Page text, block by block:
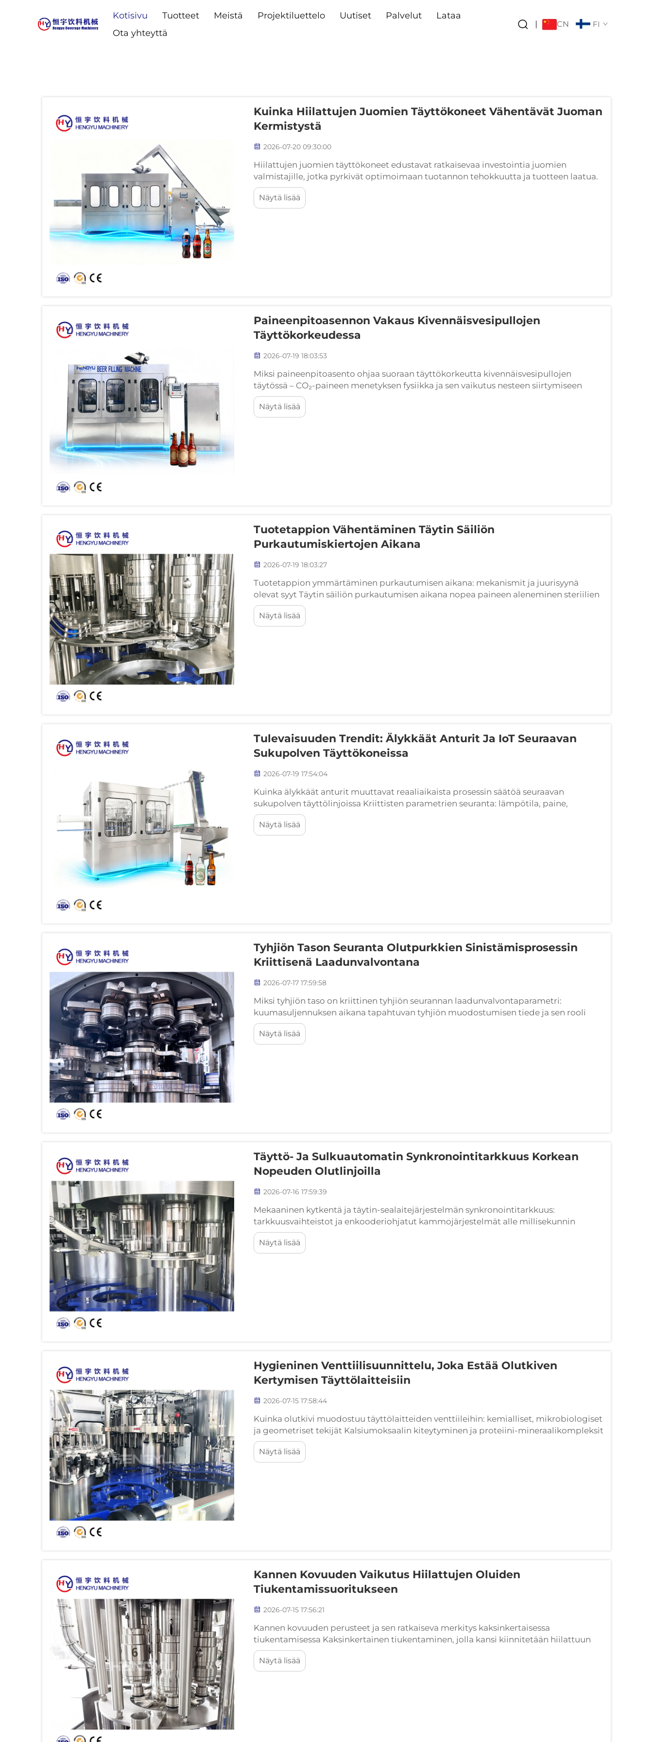
Kotisivu Tuotteet Meistä Projektiluettelo Uutiset Palvelut
Lataa
Ota yhteyttä
| CN FI
Kuinka Hiilattujen Juomien Täyttökoneet Vähentävät Juoman
Kermistystä
2026-07-20 09:30:00
Hiilattujen juomien täyttökoneet edustavat ratkaisevaa investointia juomien
valmistajille, jotka pyrkivät optimoimaan tuotannon tehokkuutta ja tuotteen laatua.
Yksi merkittävimminä haasteena hiilattujen juomien tuotannossa on kermistymisen
hallinta...
Näytä lisää
Paineenpitoasennon Vakaus Kivennäisvesipullojen
Täyttökorkeudessa
2026-07-19 18:03:53
Miksi paineenpitoasento ohjaa suoraan täyttökorkeutta kivennäisvesipullojen
täytössä – CO₂-paineen menetyksen fysiikka ja sen vaikutus nesteen siirtymiseen
Kivennäisvesipullojen täytössä täyttökorkeus ei määry kahdella tavalla pelkästään
tilavuuden perusteella&mdas...
Näytä lisää
Tuotetappion Vähentäminen Täytin Säiliön
Purkautumiskiertojen Aikana
2026-07-19 18:03:27
Tuotetappion ymmärtäminen purkautumisen aikana: mekanismit ja juurisyynä
olevat syyt Täytin säiliön purkautumisen aikana nopea paineen aleneminen steriilien
täyttölinjojen säiliössä aiheuttaa kaksi pääasiallista tappiomekanismia, jotka
heikentävät arvokkaan tuotteen saantia. Tuntemalla t...
Näytä lisää
Tulevaisuuden Trendit: Älykkäät Anturit Ja IoT Seuraavan
Sukupolven Täyttökoneissa
2026-07-19 17:54:04
Kuinka älykkäät anturit muuttavat reaaliaikaista prosessin säätöä seuraavan
sukupolven täyttölinjoissa Kriittisten parametrien seuranta: lämpötila, paine,
täyttötaso ja tiukkuus submillisekunnin tarkkuudella Nykyaikaiset täyttölinjat
vaativat säätöpiirejä, jotka reagoivat ...
Näytä lisää
Tyhjiön Tason Seuranta Olutpurkkien Sinistämisprosessin
Kriittisenä Laadunvalvontana
2026-07-17 17:59:58
Miksi tyhjiön taso on kriittinen tyhjiön seurannan laadunvalvontaparametri:
kuumasuljennuksen aikana tapahtuvan tyhjiön muodostumisen tiede ja sen rooli
sinistämislujuudessa Suljetun olutpurkin sisällä vallitseva tyhjiö ei ole passiivinen – se
on teknisesti suunniteltu tulos lämpöfysikaalisesta ilmiöstä...
Näytä lisää
Täyttö- Ja Sulkuautomatin Synkronointitarkkuus Korkean
Nopeuden Olutlinjoilla
2026-07-16 17:59:39
Mekaaninen kytkentä ja täytin-sealaitejärjestelmän synkronointitarkkuus:
tarkkuusvaihteistot ja enkooderiohjatut kammojärjestelmät alle millisekunnin
synkronointiin. Mekaaniset kytkennät korkean nopeuden olutlinjoissa perustuvat
tarkkuusvaihteistoihin – ei hihnoihin tai joustaviin...
Näytä lisää
Hygieninen Venttiilisuunnittelu, Joka Estää Olutkiven
Kertymisen Täyttölaitteisiin
2026-07-15 17:58:44
Kuinka olutkivi muodostuu täyttölaitteiden venttiileihin: kemialliset, mikrobiologiset
ja geometriset tekijät Kalsiumoksaalin kiteytyminen ja proteiini-mineraalikompleksit
olutvalmistuksen olosuhteissa Olu...
Näytä lisää
Kannen Kovuuden Vaikutus Hiilattujen Oluiden
Tiukentamissuoritukseen
2026-07-15 17:56:21
Kannen kovuuden perusteet ja sen ratkaiseva merkitys kaksinkertaisessa
tiukentamisessa Kaksinkertainen tiukentaminen, jolla kansi kiinnitetään hiilattuun
olutpurkkiin, on tarkka metallurginen tanssi. Sen onnistumisen keskiössä on kannen
kovuus – ominaisuus, joka määrittää, kuinka t...
Näytä lisää